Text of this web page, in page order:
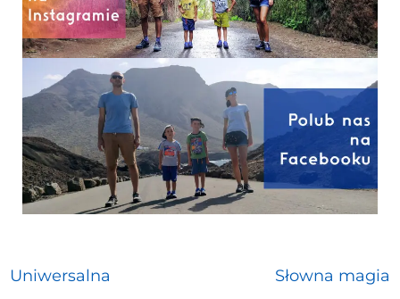
Uniwersalna
Słowna magia